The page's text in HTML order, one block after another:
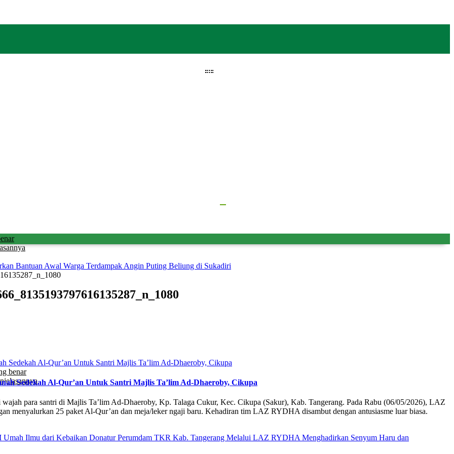
benar
Bantuan Awal Warga Terdampak Angin Puting Beliung di Sukadiri
Sedekah Al-Qur’an Untuk Santri Majlis Ta’lim Ad-Dhaeroby, Cikupa
para santri di Majlis Ta’lim Ad-Dhaeroby, Kp. Talaga Cukur, Kec. Cikupa (Sakur), Kab. Tangerang. Pada Rabu (06/05/2026), LAZ
menyalurkan 25 paket Al-Qur’an dan meja/leker ngaji baru. Kehadiran tim LAZ RYDHA disambut dengan antusiasme luar biasa.